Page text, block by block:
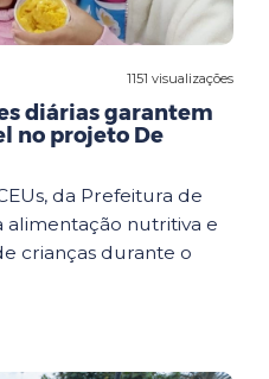
1151 visualizações
diárias garantem
no projeto De
da Prefeitura de
alimentação nutritiva e
crianças durante o